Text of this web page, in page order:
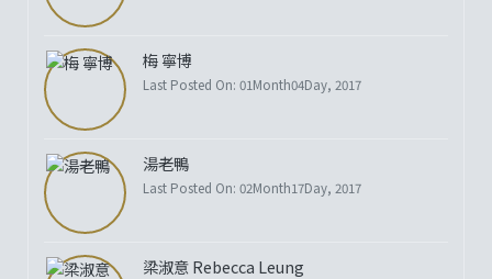
梅 寧博
Last Posted On: 01Month04Day, 2017
湯老鴨
Last Posted On: 02Month17Day, 2017
梁淑意 Rebecca Leung